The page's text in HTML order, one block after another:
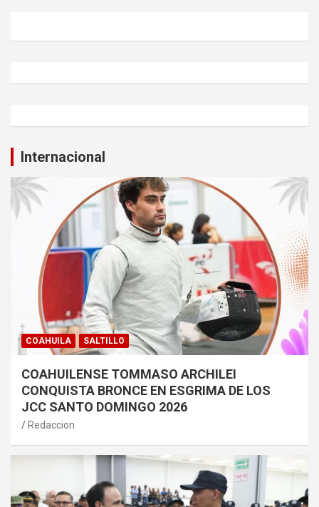
Internacional
COAHUILA SALTILLO
COAHUILENSE TOMMASO ARCHILEI
CONQUISTA BRONCE EN ESGRIMA DE LOS
JCC SANTO DOMINGO 2026
Redaccion